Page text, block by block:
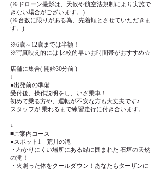
(※ドローン撮影は、天候や航空法規制により実施で
きない場合がございます。)
(※台数に限りがある為、先着順とさせていただきま
す。)
※6歳～12歳までは半額！
※写真映え的には 比較的早いお時間帯がおすすめ☆
店舗に集合( 開始30分前 )
↓
●出発前の準備
受付後、操作説明をし、いざ乗車！
初めて乗る方や、運転が不安な方も大丈夫です♪
スタッフが 乗れるまで練習走行に付き合います。
↓
■ご案内コース
●スポット1 荒川の滝
・わかりにくい場所にある緑に囲まれた 石垣の天然
の滝！
・火照った体をクールダウン！あなたもターザンに